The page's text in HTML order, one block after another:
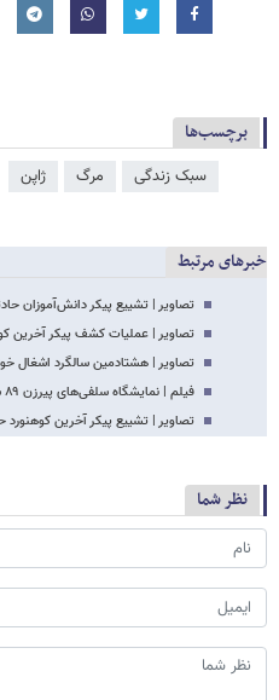
برچسب‌ها
سبک زندگی مرگ ژاپن
خبرهای مرتبط
تصاویر | تشییع پیکر دانش‌آموزان
تصاویر | عملیات کشف پیکر آخرین
تصاویر | هشتادمین سالگرد اشغال
فیلم | نمایشگاه سلفی‌های پیرزن ۸۹ ساله در ژاپن
تصاویر | تشییع پیکر آخرین کوهنورد
نظر شما